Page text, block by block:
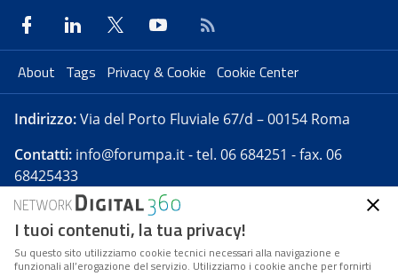
About Tags Privacy & Cookie Cookie Center
Indirizzo:Via del Porto Fluviale 67/d – 00154 Roma
Contatti: info@forumpa.it- tel. 06 684251 - fax. 06
68425433
Forumpa.itè una pubblicazione telematica iscritta
presso Registro della stampa del Tribunale di Roma -
Reg. n. 182 del 2 maggio 2008 - Direttore resp. Michela
I tuoi contenuti, la tua privacy!
Su questo sito utilizziamo cookie tecnici necessari alla navigazione e
funzionali all’erogazione del servizio. Utilizziamo i cookie anche per fornirti